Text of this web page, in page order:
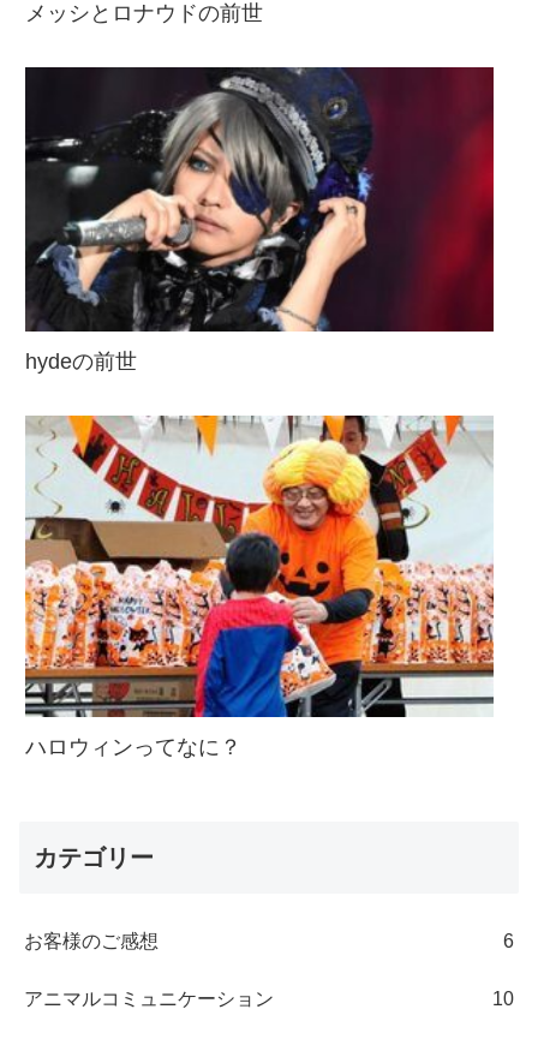
メッシとロナウドの前世
hydeの前世
ハロウィンってなに？
カテゴリー
お客様のご感想 6
アニマルコミュニケーション 10